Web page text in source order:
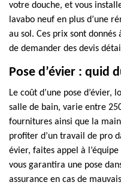
votre douche, et vous
lavabo neuf en plus d’une
au sol. Ces prix sont
de demander des devis
Pose d’évier : quid
Le coût d’une pose d’évier,
salle de bain, varie entre
fournitures ainsi que la
profiter d’un travail de pro
évier, faites appel à
vous garantira une pose
assurance en cas de